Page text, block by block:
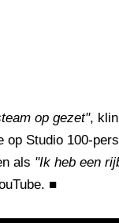
op gezet",
Studio 100-
als "Ik heb een
■